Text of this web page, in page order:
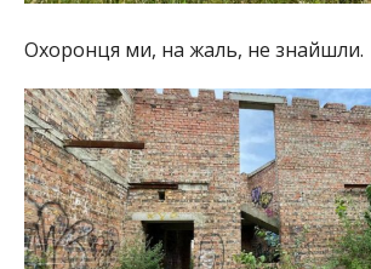
Охоронця ми, на жаль, не знайшли.